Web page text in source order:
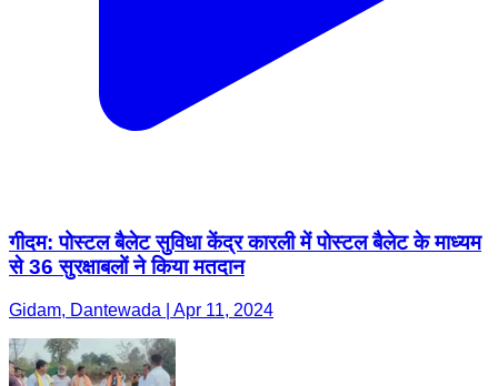
गीदम: पोस्टल बैलेट सुविधा केंद्र कारली में पोस्टल बैलेट के माध्यम
से 36 सुरक्षाबलों ने किया मतदान
Gidam, Dantewada | Apr 11, 2024